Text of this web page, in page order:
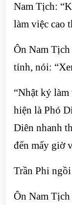
Nam Tịch:
làm việc cao
Ôn Nam
tính, nói:
“Nhật ký làm
hiện là Phó
Diên nhanh
đến mấy giờ
Trần Phi
Ôn Nam